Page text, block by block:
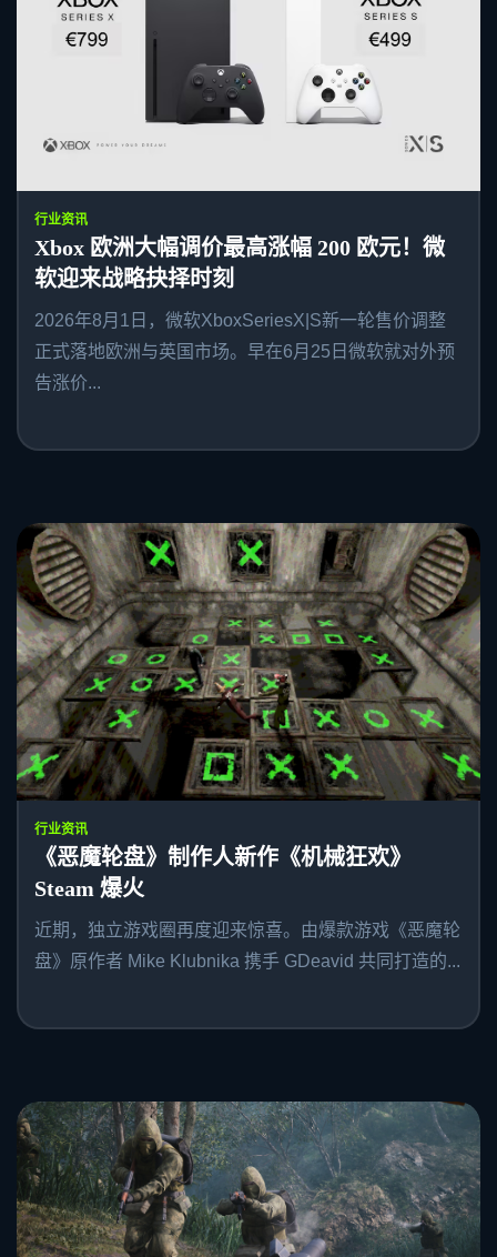
行业资讯
Xbox 欧洲大幅调价最高涨幅 200 欧元！微
软迎来战略抉择时刻
2026年8月1日，微软XboxSeriesX|S新一轮售价调整
正式落地欧洲与英国市场。早在6月25日微软就对外预
告涨价...
行业资讯
《恶魔轮盘》制作人新作《机械狂欢》
Steam 爆火
近期，独立游戏圈再度迎来惊喜。由爆款游戏《恶魔轮
盘》原作者 Mike Klubnika 携手 GDeavid 共同打造的...